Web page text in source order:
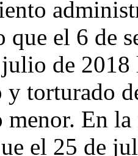
que el 6 de
de
y torturado
menor. En
el 25 de